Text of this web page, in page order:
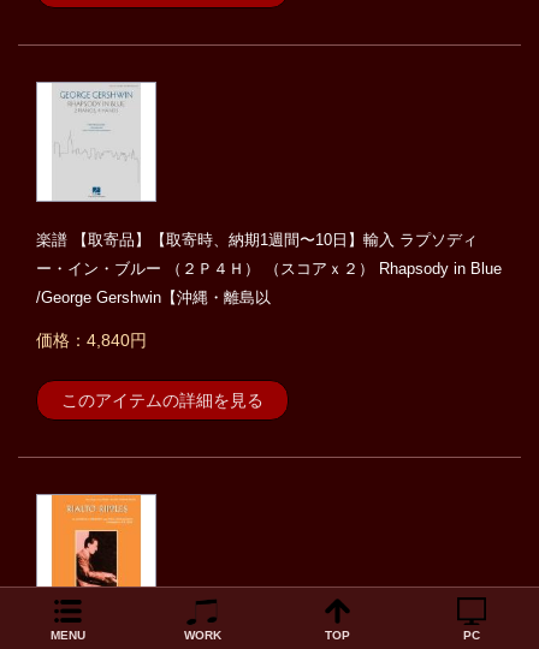
楽譜 【取寄品】【取寄時、納期1週間〜10日】輸入 ラプソディ
ー・イン・ブルー （２Ｐ４Ｈ） （スコアｘ２） Rhapsody in Blue
/George Gershwin【沖縄・離島以
価格：4,840円
このアイテムの詳細を見る
MENU WORK TOP PC